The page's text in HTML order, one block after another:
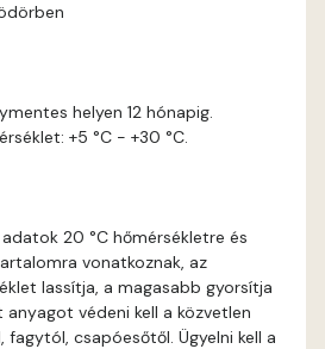
Fern B
Fig-brown B
Fir C
Gecco-green B
helyen 12 hónapig.
+5 °C - +30 °C.
20 °C hőmérsékletre és
vonatkoznak, az
lassítja, a magasabb gyorsítja
védeni kell a közvetlen
csapóesőtől. Ügyelni kell a